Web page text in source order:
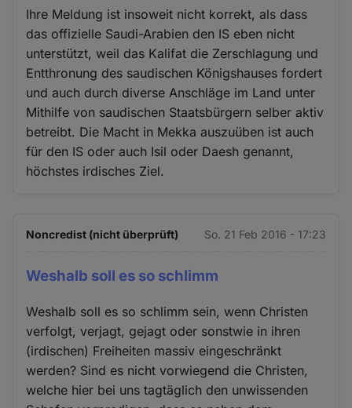
Ihre Meldung ist insoweit nicht korrekt, als dass
das offizielle Saudi-Arabien den IS eben nicht
unterstützt, weil das Kalifat die Zerschlagung und
Entthronung des saudischen Königshauses fordert
und auch durch diverse Anschläge im Land unter
Mithilfe von saudischen Staatsbürgern selber aktiv
betreibt. Die Macht in Mekka auszuüben ist auch
für den IS oder auch Isil oder Daesh genannt,
höchstes irdisches Ziel.
Noncredist (nicht überprüft) So. 21 Feb 2016 - 17:23
Weshalb soll es so schlimm
Weshalb soll es so schlimm sein, wenn Christen
verfolgt, verjagt, gejagt oder sonstwie in ihren
(irdischen) Freiheiten massiv eingeschränkt
werden? Sind es nicht vorwiegend die Christen,
welche hier bei uns tagtäglich den unwissenden